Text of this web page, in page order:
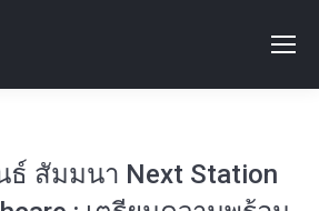
สัมมนา Next Station